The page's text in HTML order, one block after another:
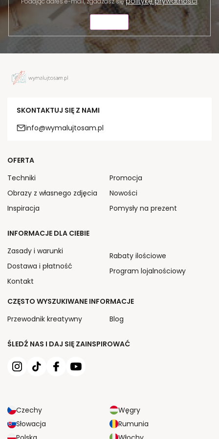
SKONTAKTUJ SIĘ Z NAMI
info@wymalujtosam.pl
ŚLEDŹ NAS I DAJ SIĘ ZAINSPIROWAĆ
Czechy
Węgry
Słowacja
Rumunia
OFERTA
Techniki
Obrazy z własnego zdjęcia
Inspiracja
Promocja
Nowości
Pomysły na prezent
INFORMACJE DLA CIEBIE
Zasady i warunki
Dostawa i płatność
Kontakt
Rabaty ilościowe
Program lojalnościowy
CZĘSTO WYSZUKIWANE INFORMACJE
Przewodnik kreatywny
Blog